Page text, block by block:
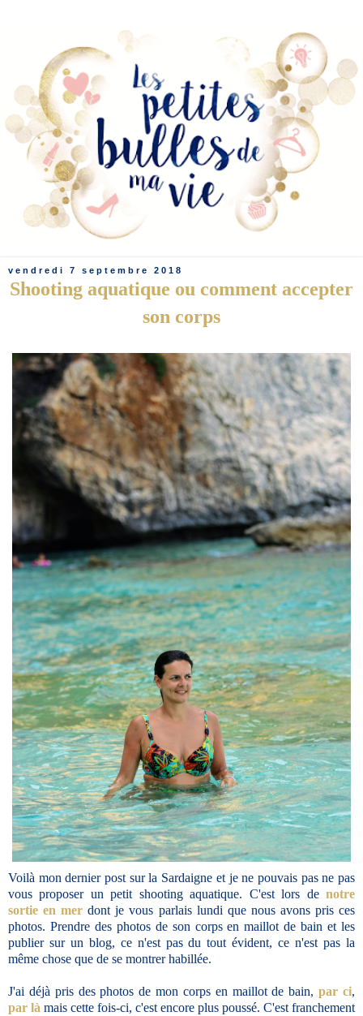
vendredi 7 septembre 2018
Shooting aquatique ou comment accepter
son corps
Voilà mon dernier post sur la Sardaigne et je ne pouvais pas ne pas
vous proposer un petit shooting aquatique. C'est lors de notre
sortie en mer dont je vous parlais lundi que nous avons pris ces
photos. Prendre des photos de son corps en maillot de bain et les
publier sur un blog, ce n'est pas du tout évident, ce n'est pas la
même chose que de se montrer habillée.
J'ai déjà pris des photos de mon corps en maillot de bain,par ci,
par là mais cette fois-ci, c'est encore plus poussé. C'est franchement